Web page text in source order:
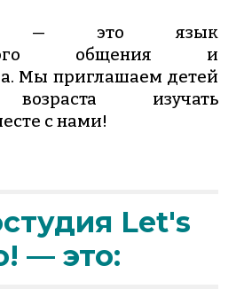
— это язык
общения и
Мы приглашаем детей
изучать
с нами!
Let's
— это: